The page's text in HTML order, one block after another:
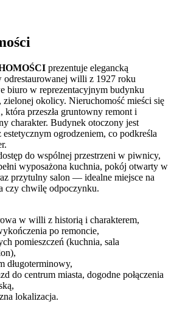
prezentuje elegancką
willi z 1927 roku
biuro w reprezentacyjnym budynku
zielonej okolicy. Nieruchomość mieści się
przeszła gruntowny remont i
charakter. Budynek otoczony jest
ogrodzeniem, co podkreśla
do wspólnej przestrzeni w piwnicy,
wyposażona kuchnia, pokój otwarty w
przytulny salon — idealne miejsce na
czy chwilę odpoczynku.
w willi z historią i charakterem,
po remoncie,
pomieszczeń (kuchnia, sala
długoterminowy,
do centrum miasta, dogodne połączenia
lokalizacja.